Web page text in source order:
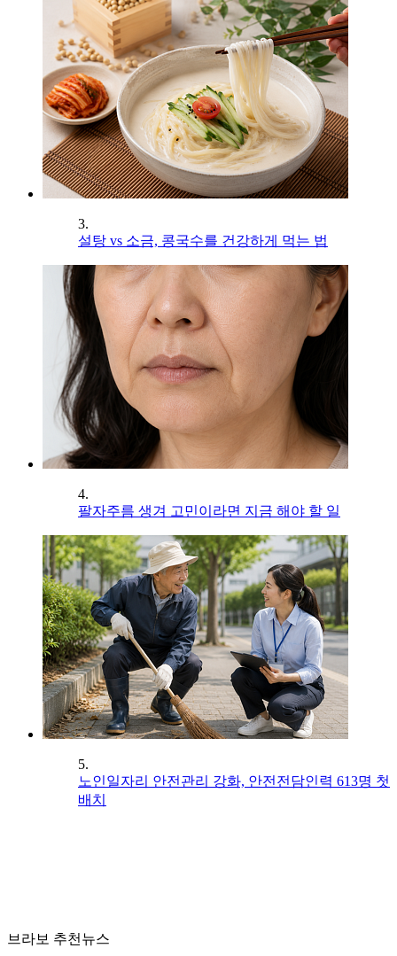
3.
설탕 vs 소금, 콩국수를 건강하게 먹는 법
4.
팔자주름 생겨 고민이라면 지금 해야 할 일
5.
노인일자리 안전관리 강화, 안전전담인력 613명 첫
배치
브라보 추천뉴스